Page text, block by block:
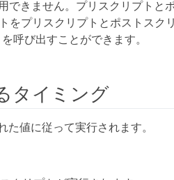
できません。プリスクリプトと
をプリスクリプトとポストスク
呼び出すことができます。
タイミング
た値に従って実行されます。